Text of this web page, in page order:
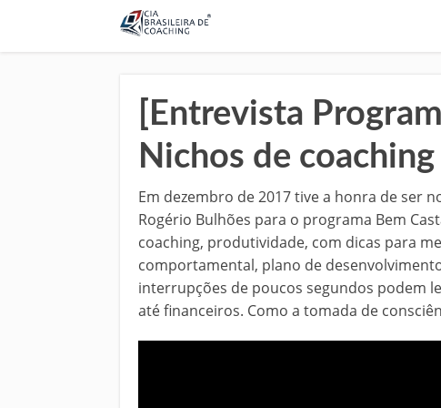
[Entrevista
Nichos de coaching
Em dezembro de 2017 tive a honra de ser
Rogério Bulhões para o programa Bem
coaching, produtividade, com dicas para
comportamental, plano de
interrupções de poucos segundos podem
até financeiros. Como a tomada de